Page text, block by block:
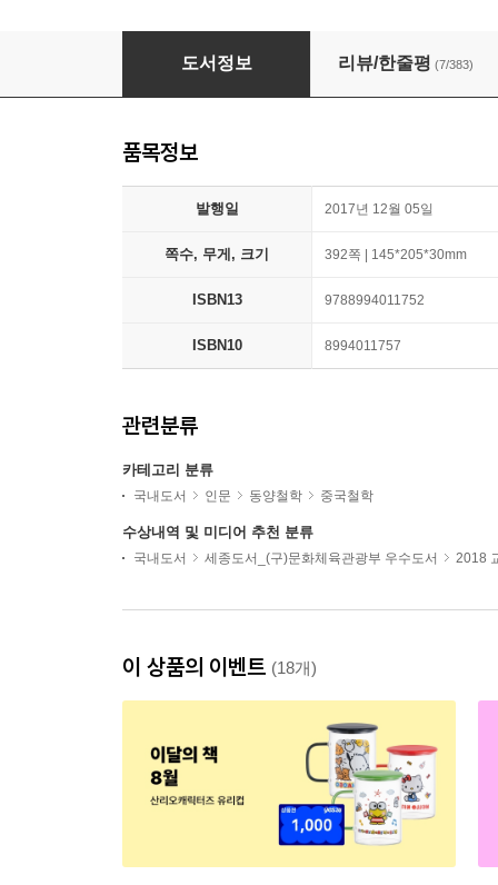
도서정보 리뷰/한줄평 (7/383)
품목정보
발행일 2017년 12월 05일
쪽수, 무게, 크기 392쪽 | 145*205*30mm
ISBN13 9788994011752
ISBN10 8994011757
관련분류
카테고리 분류
국내도서 인문 동양철학 중국철학
수상내역 및 미디어 추천 분류
국내도서 세종도서_(구)문화체육관광부 우수도서 2018
이 상품의 이벤트 (18개)